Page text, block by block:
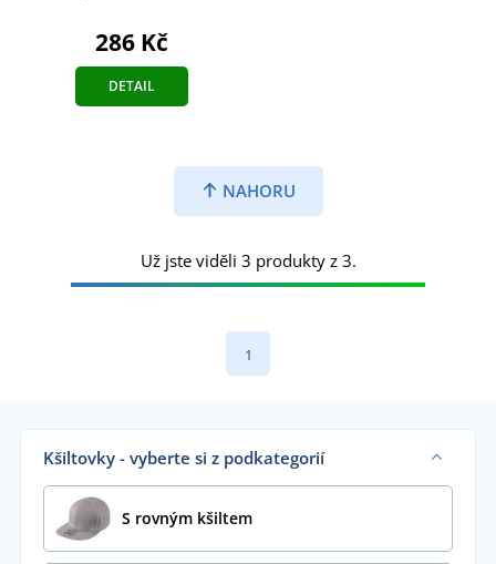
286 Kč
DETAIL
NAHORU
Už jste viděli 3 produkty z 3.
1
Kšiltovky - vyberte si z podkategorií
S rovným kšiltem